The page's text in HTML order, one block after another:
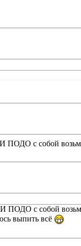
ПОДО с собой
И ПОДО с собой
выпить всё